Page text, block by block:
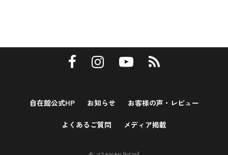
自在館公式HP お知らせ お客様の声・レビュー
よくあるご質問 メディア掲載